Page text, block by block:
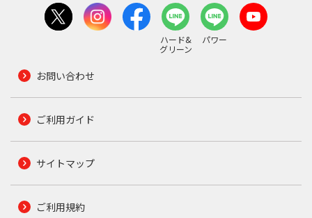
ハード&
グリーン
パワー
お問い合わせ
ご利用ガイド
サイトマップ
ご利用規約